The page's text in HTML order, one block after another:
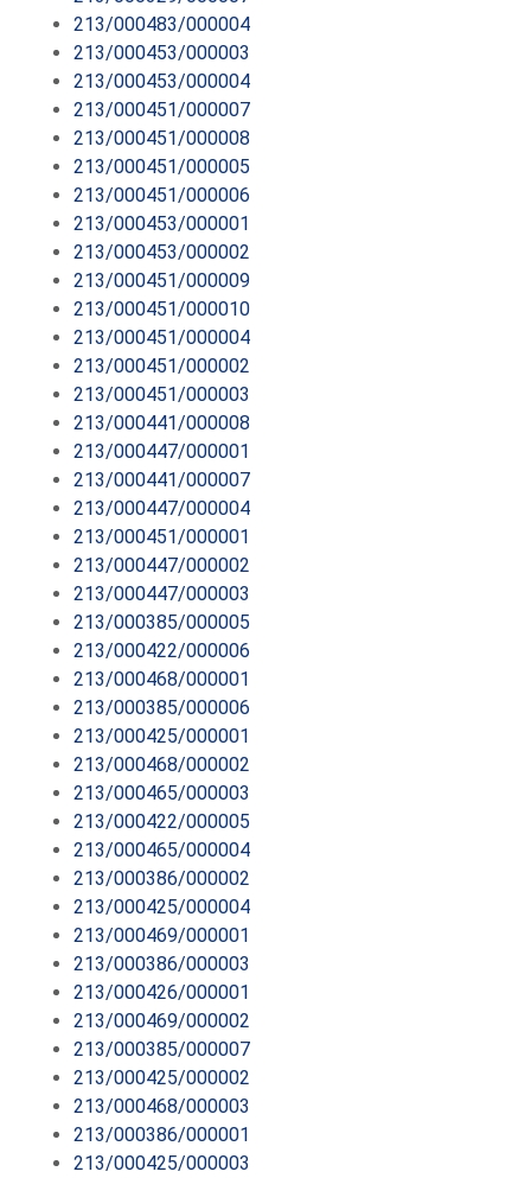
213/000483/000004
213/000453/000003
213/000453/000004
213/000451/000007
213/000451/000008
213/000451/000005
213/000451/000006
213/000453/000001
213/000453/000002
213/000451/000009
213/000451/000010
213/000451/000004
213/000451/000002
213/000451/000003
213/000441/000008
213/000447/000001
213/000441/000007
213/000447/000004
213/000451/000001
213/000447/000002
213/000447/000003
213/000385/000005
213/000422/000006
213/000468/000001
213/000385/000006
213/000425/000001
213/000468/000002
213/000465/000003
213/000422/000005
213/000465/000004
213/000386/000002
213/000425/000004
213/000469/000001
213/000386/000003
213/000426/000001
213/000469/000002
213/000385/000007
213/000425/000002
213/000468/000003
213/000386/000001
213/000425/000003